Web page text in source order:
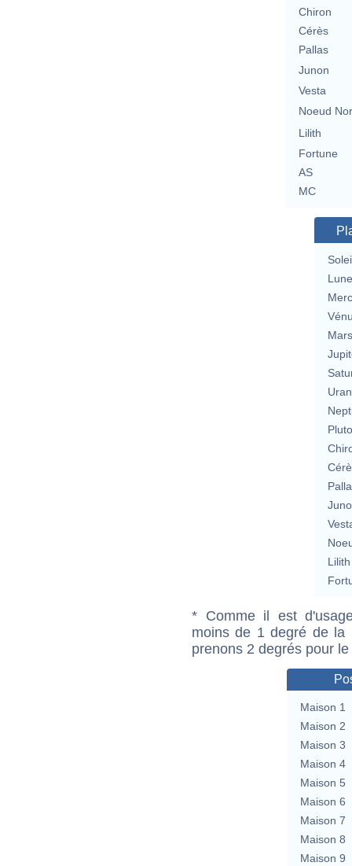
Chiron
Cérès
Pallas
Junon
Vesta
Noeud
Lilith
Fortune
AS
MC
Lune
Mars
Lilith
* Comme il est
moins de 1 degré de la
prenons 2 degrés pour
Maison 1
Maison 2
Maison 3
Maison 4
Maison 5
Maison 6
Maison 7
Maison 8
Maison 9